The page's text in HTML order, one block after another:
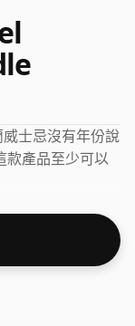
士忌沒有年份說
款產品至少可以